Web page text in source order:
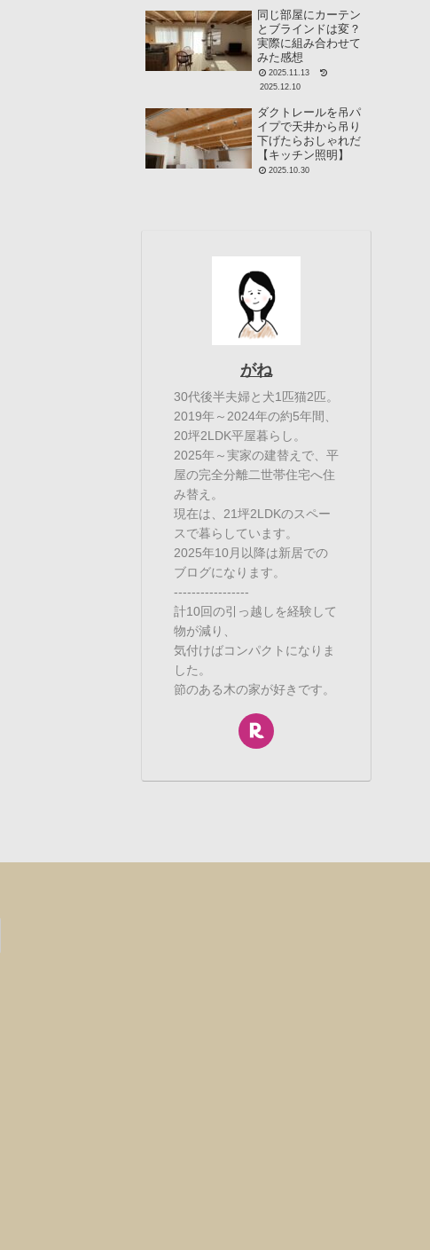
同じ部屋にカーテン
とブラインドは変？
実際に組み合わせて
みた感想
2025.11.13
2025.12.10
ダクトレールを吊パ
イプで天井から吊り
下げたらおしゃれだ
【キッチン照明】
2025.10.30
がね
30代後半夫婦と犬1匹猫2匹。
2019年～2024年の約5年間、
20坪2LDK平屋暮らし。
2025年～実家の建替えで、平
屋の完全分離二世帯住宅へ住
み替え。
現在は、21坪2LDKのスペー
スで暮らしています。
2025年10月以降は新居での
ブログになります。
-----------------
計10回の引っ越しを経験して
物が減り、
気付けばコンパクトになりま
した。
節のある木の家が好きです。